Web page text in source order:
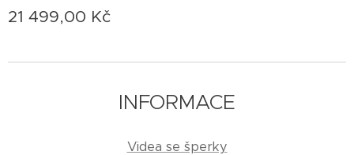
21 499,00 Kč
INFORMACE
Videa se šperky